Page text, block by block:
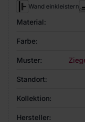
Wand einkleistern
Material:
Farbe:
Muster:
Standort:
Kollektion:
Hersteller: